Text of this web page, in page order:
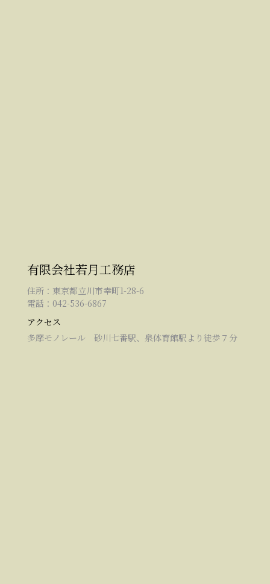
有限会社若月工務店
住所：東京都立川市幸町1-28-6
電話：042-536-6867
アクセス
多摩モノレール 砂川七番駅、泉体育館駅より徒歩７分